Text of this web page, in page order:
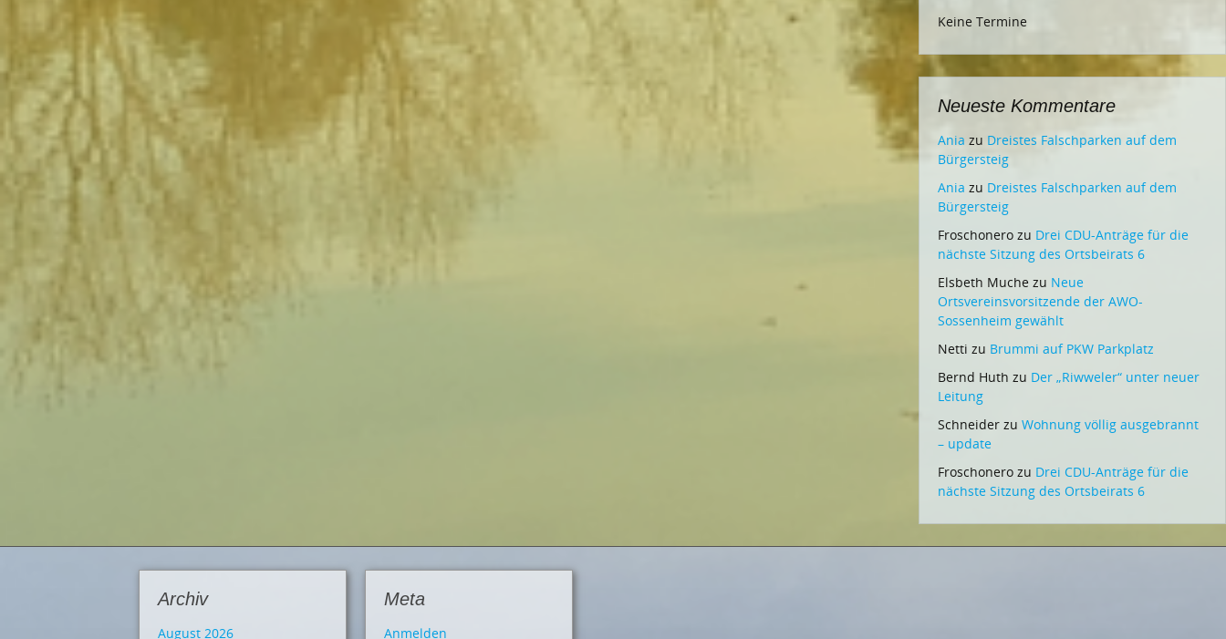
Keine Termine
Neueste Kommentare
Ania zu Dreistes Falschparken auf dem
Bürgersteig
Ania zu Dreistes Falschparken auf dem
Bürgersteig
Froschonero zu Drei CDU-Anträge für die
nächste Sitzung des Ortsbeirats 6
Elsbeth Muche zu Neue
Ortsvereinsvorsitzende der AWO-
Sossenheim gewählt
Netti zu Brummi auf PKW Parkplatz
Bernd Huth zu Der „Riwweler“ unter neuer
Leitung
Schneider zuWohnung völlig ausgebrannt
– update
Froschonero zu Drei CDU-Anträge für die
nächste Sitzung des Ortsbeirats 6
Archiv
August 2026
Meta
Anmelden